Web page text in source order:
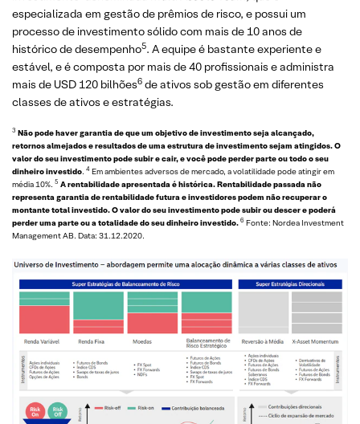
especializada em gestão de prêmios de risco, e possui um
processo de investimento sólido com mais de 10 anos de
histórico de desempenho5. A equipe é bastante experiente e
estável, e é composta por mais de 40 profissionais e administra
mais de USD 120 bilhões6 de ativos sob gestão em diferentes
classes de ativos e estratégias.
3 Não pode haver garantia de que um objetivo de investimento seja alcançado,
retornos almejados e resultados de uma estrutura de investimento sejam atingidos. O
valor do seu investimento pode subir e cair, e você pode perder parte ou todo o seu
dinheiro investido. 4 Em ambientes adversos de mercado, a volatilidade pode atingir em
média 10%. 5 A rentabilidade apresentada é histórica. Rentabilidade passada não
representa garantia de rentabilidade futura e investidores podem não recuperar o
montante total investido. O valor do seu investimento pode subir ou descer e poderá
perder uma parte ou a totalidade do seu dinheiro investido. 6 Fonte: Nordea Investment
Management AB. Data: 31.12.2020.